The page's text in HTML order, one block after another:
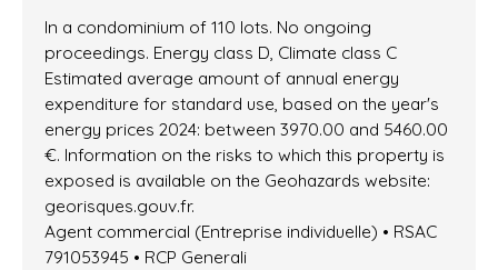
In a condominium of 110 lots. No ongoing
proceedings. Energy class D, Climate class C
Estimated average amount of annual energy
expenditure for standard use, based on the year's
energy prices 2024: between 3970.00 and 5460.00
€. Information on the risks to which this property is
exposed is available on the Geohazards website:
georisques.gouv.fr.
Agent commercial (Entreprise individuelle) • RSAC
791053945 • RCP Generali